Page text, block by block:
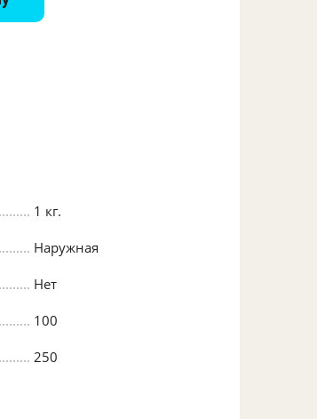
1 кг.
Наружная
Нет
100
250